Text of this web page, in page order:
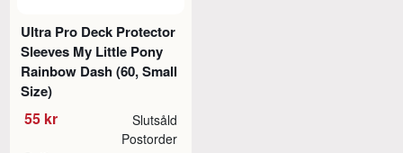
Ultra Pro Deck Protector
Sleeves My Little Pony
Rainbow Dash (60, Small
Size)
55 kr Slutsåld
Postorder